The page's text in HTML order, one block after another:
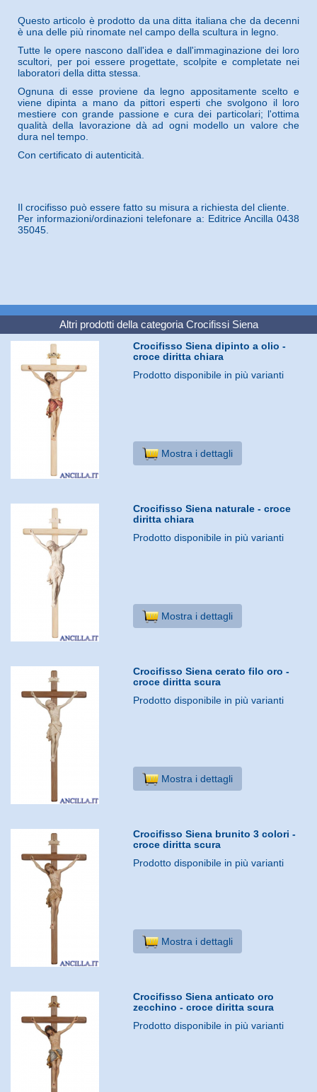
Questo articolo è prodotto da una ditta italiana che da decenni
è una delle più rinomate nel campo della scultura in legno.
Tutte le opere nascono dall'idea e dall'immaginazione dei loro
scultori, per poi essere progettate, scolpite e completate nei
laboratori della ditta stessa.
Ognuna di esse proviene da legno appositamente scelto e
viene dipinta a mano da pittori esperti che svolgono il loro
mestiere con grande passione e cura dei particolari; l'ottima
qualità della lavorazione dà ad ogni modello un valore che
dura nel tempo.
Con certificato di autenticità.
Il crocifisso può essere fatto su misura a richiesta del cliente.
Per informazioni/ordinazioni telefonare a: Editrice Ancilla 0438
35045.
Altri prodotti della categoria Crocifissi Siena
Crocifisso Siena dipinto a olio -
croce diritta chiara
Prodotto disponibile in più varianti
Mostra i dettagli
Crocifisso Siena naturale - croce
diritta chiara
Prodotto disponibile in più varianti
Mostra i dettagli
Crocifisso Siena cerato filo oro -
croce diritta scura
Prodotto disponibile in più varianti
Mostra i dettagli
Crocifisso Siena brunito 3 colori -
croce diritta scura
Prodotto disponibile in più varianti
Mostra i dettagli
Crocifisso Siena anticato oro
zecchino - croce diritta scura
Prodotto disponibile in più varianti